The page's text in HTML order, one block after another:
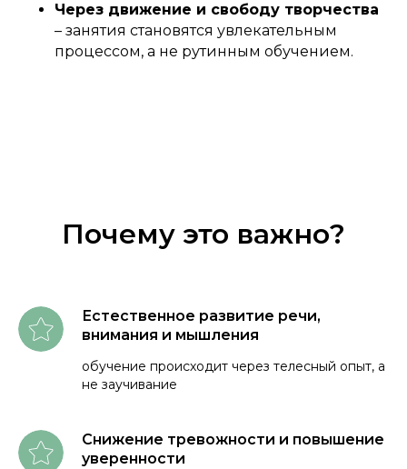
Через движение и свободу творчества
– занятия становятся увлекательным
процессом, а не рутинным обучением.
Почему это важно?
Естественное развитие речи,
внимания и мышления
обучение происходит через телесный опыт, а
не заучивание
Снижение тревожности и повышение
уверенности